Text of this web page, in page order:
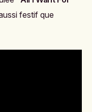
festif que